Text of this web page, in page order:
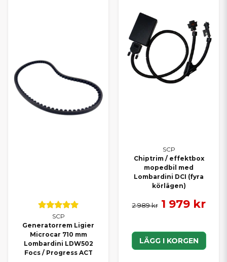
TRYGGT VAL FÖR DIN
MOPEDBIL
Oavsett om du kör Ligier, Aixam, Microcar, Chatenet, Casalini
Behöver du hjälp att välja rätt reservdel? Kontakta oss gärna – vi
SCP
Generatorrem Ligier
Microcar 710 mm
Lombardini LDW502
Focs / Progress ACT
SCP
Chiptrim / effektbox
mopedbil med
Lombardini DCI (fyra
körlägen)
2 989 kr 1 979 kr
LÄGG I KORGEN